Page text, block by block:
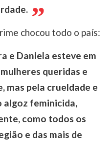
chocou todo o país:
e Daniela esteve em
queridas e
mas pela crueldade e
feminicida,
como todos os
e das mais de